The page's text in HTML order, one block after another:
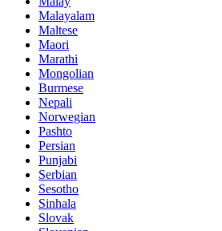
Malayalam
Maltese
Maori
Marathi
Mongolian
Burmese
Nepali
Norwegian
Pashto
Persian
Punjabi
Serbian
Sesotho
Sinhala
Slovak